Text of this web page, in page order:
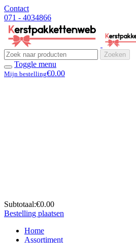
Contact
071 - 4034866
Zoeken
Toggle menu
Mijn bestelling€0.00
Subtotaal:€0.00
Bestelling plaatsen
Home
Assortiment